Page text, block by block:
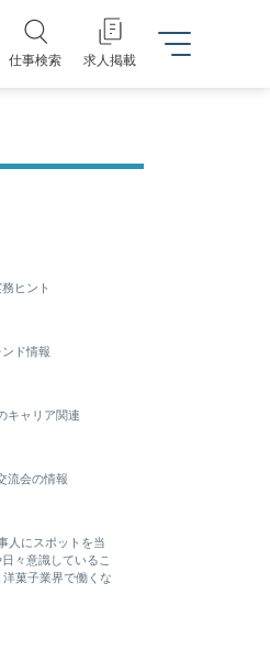
仕事検索 求人掲載
ヒント
ド情報
キャリア関連
流会の情報
人にスポットを当
々意識しているこ
洋菓子業界で働くな